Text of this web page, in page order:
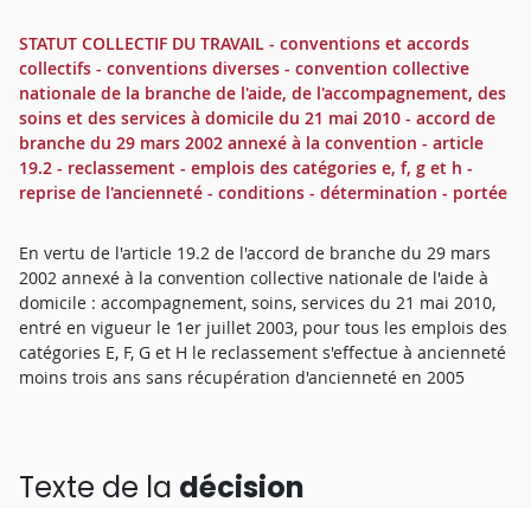
STATUT COLLECTIF DU TRAVAIL - conventions et accords
collectifs - conventions diverses - convention collective
nationale de la branche de l'aide, de l'accompagnement, des
soins et des services à domicile du 21 mai 2010 - accord de
branche du 29 mars 2002 annexé à la convention - article
19.2 - reclassement - emplois des catégories e, f, g et h -
reprise de l'ancienneté - conditions - détermination - portée
En vertu de l'article 19.2 de l'accord de branche du 29 mars
2002 annexé à la convention collective nationale de l'aide à
domicile : accompagnement, soins, services du 21 mai 2010,
entré en vigueur le 1er juillet 2003, pour tous les emplois des
catégories E, F, G et H le reclassement s'effectue à ancienneté
moins trois ans sans récupération d'ancienneté en 2005
Texte de la décision